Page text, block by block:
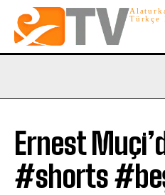
Türkçe
Ernest
#shorts